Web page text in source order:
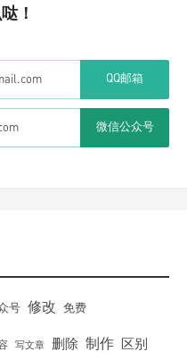
！
QQ邮箱
微信公众号
号 修改 免费
写文章 删除 制作 区别